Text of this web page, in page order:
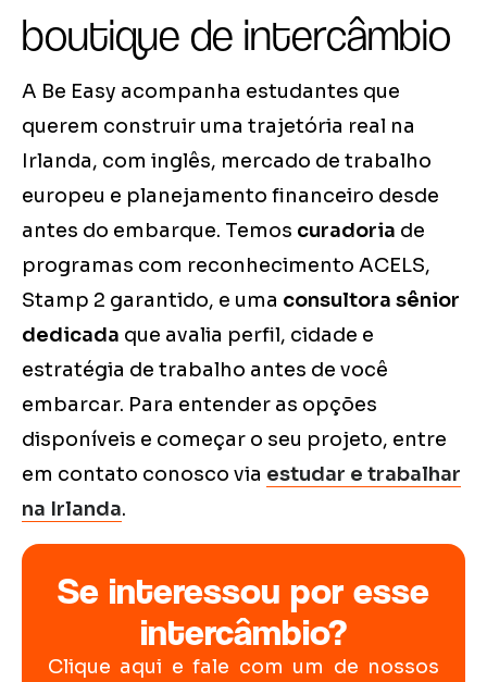
boutique de intercâmbio
A Be Easy acompanha estudantes que
querem construir uma trajetória real na
Irlanda, com inglês, mercado de trabalho
europeu e planejamento financeiro desde
antes do embarque. Temos curadoria de
programas com reconhecimento ACELS,
Stamp 2 garantido, e uma consultora sênior
dedicada que avalia perfil, cidade e
estratégia de trabalho antes de você
embarcar. Para entender as opções
disponíveis e começar o seu projeto, entre
em contato conosco via estudar e trabalhar
na Irlanda.
Se interessou por esse
intercâmbio?
Clique aqui e fale com um de nossos